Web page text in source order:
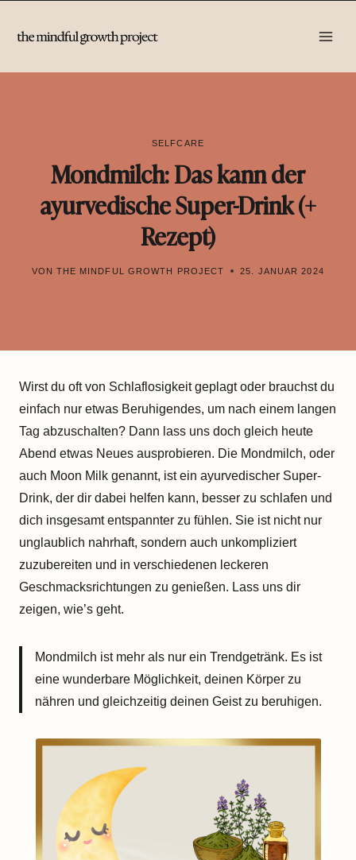
Inhalt
SELFCARE
Mondmilch: Das kann der
ayurvedische Super-Drink (+
Rezept)
VON THE MINDFUL GROWTH PROJECT 25. JANUAR 2024
Wirst du oft von Schlaflosigkeit geplagt oder brauchst du
einfach nur etwas Beruhigendes, um nach einem langen
Tag abzuschalten? Dann lass uns doch gleich heute
Abend etwas Neues ausprobieren. Die Mondmilch, oder
auch Moon Milk genannt, ist ein ayurvedischer Super-
Drink, der dir dabei helfen kann, besser zu schlafen und
dich insgesamt entspannter zu fühlen. Sie ist nicht nur
unglaublich nahrhaft, sondern auch unkompliziert
zuzubereiten und in verschiedenen leckeren
Geschmacksrichtungen zu genießen. Lass uns dir
zeigen, wie’s geht.
Mondmilch ist mehr als nur ein Trendgetränk. Es ist
eine wunderbare Möglichkeit, deinen Körper zu
nähren und gleichzeitig deinen Geist zu beruhigen.